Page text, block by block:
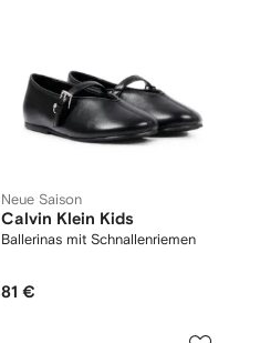
Neue Saison
Calvin Klein Kids
Ballerinas mit Schnallenriemen
81 €